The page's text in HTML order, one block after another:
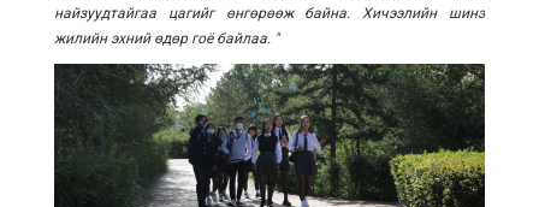
найзуудтайгаа цагийг өнгөрөөж байна. Хичээлийн шинэ
жилийн эхний өдөр гоё байлаа. "